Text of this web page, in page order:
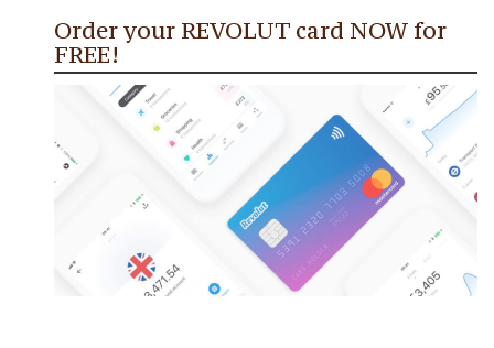
Order your REVOLUT card NOW for
FREE!